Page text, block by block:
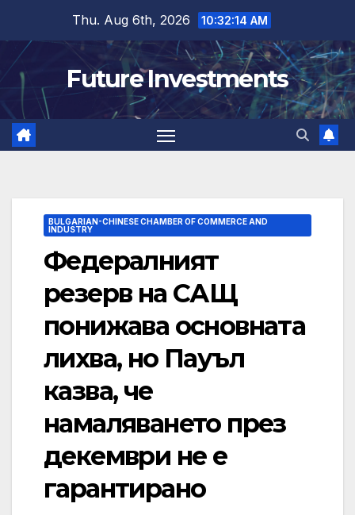
content
Thu. Aug 6th, 2026 10:32:15 AM
Future Investments
BULGARIAN-CHINESE CHAMBER OF COMMERCE AND
INDUSTRY
Федералният
резерв на САЩ
понижава основната
лихва, но Пауъл
казва, че
намаляването през
декември не е
гарантирано